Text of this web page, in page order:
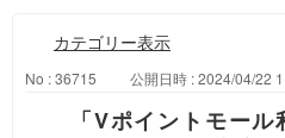
カテゴリー表示
No : 36715 公開日時 : 2024/04/22
「Vポイントモー